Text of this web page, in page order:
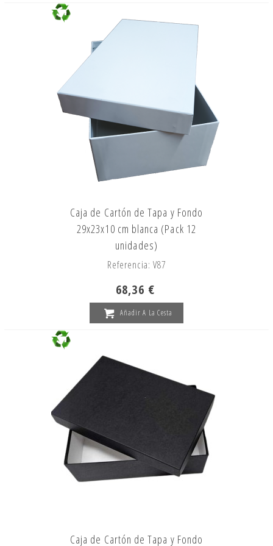
Caja de Cartón de Tapa y Fondo
29x23x10 cm blanca (Pack 12
unidades)
Referencia: V87
68,36 €
Añadir A La Cesta
Caja de Cartón de Tapa y Fondo